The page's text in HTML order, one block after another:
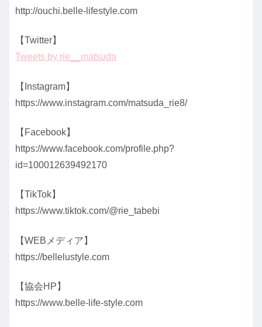
http://ouchi.belle-lifestyle.com
【Twitter】
Tweets by rie__matsuda
【Instagram】
https://www.instagram.com/matsuda_rie8/
【Facebook】
https://www.facebook.com/profile.php?
id=100012639492170
【TikTok】
https://www.tiktok.com/@rie_tabebi
【WEBメディア】
https://bellelustyle.com
【協会HP】
https://www.belle-life-style.com